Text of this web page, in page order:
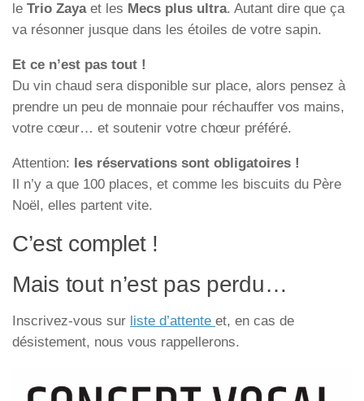
le Trio Zaya et les Mecs plus ultra. Autant dire que ça
va résonner jusque dans les étoiles de votre sapin.
Et ce n’est pas tout !
Du vin chaud sera disponible sur place, alors pensez à
prendre un peu de monnaie pour réchauffer vos mains,
votre cœur… et soutenir votre chœur préféré.
Attention: les réservations sont obligatoires !
Il n’y a que 100 places, et comme les biscuits du Père
Noël, elles partent vite.
C’est complet !
Mais tout n’est pas perdu…
Inscrivez-vous sur liste d’attente et, en cas de
désistement, nous vous rappellerons.